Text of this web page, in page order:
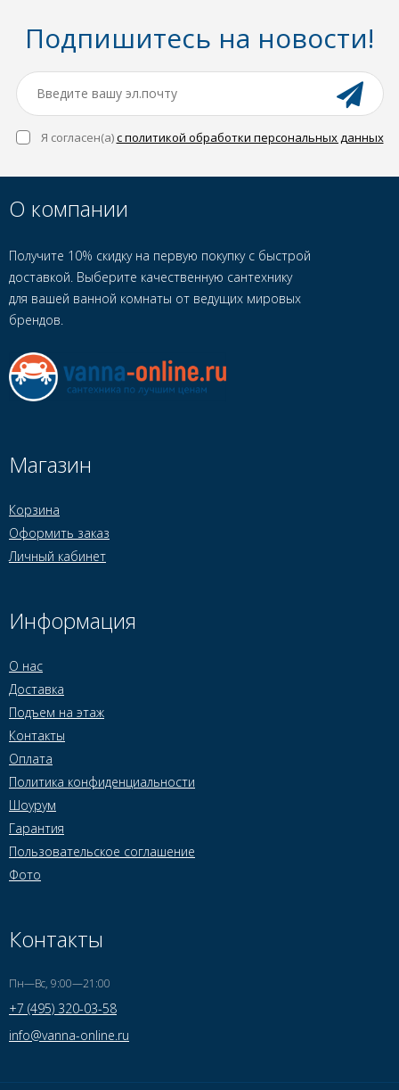
Подпишитесь на новости!
Я согласен(a)с политикой обработки персональных данных
О компании
Получите 10% скидку на первую покупку с быстрой
доставкой. Выберите качественную сантехнику
для вашей ванной комнаты от ведущих мировых
брендов.
Магазин
Корзина
Оформить заказ
Личный кабинет
Информация
О нас
Доставка
Подъем на этаж
Контакты
Оплата
Политика конфиденциальности
Шоурум
Гарантия
Пользовательское соглашение
Фото
Контакты
Пн—Вс, 9:00—21:00
+7 (495) 320-03-58
info@vanna-online.ru